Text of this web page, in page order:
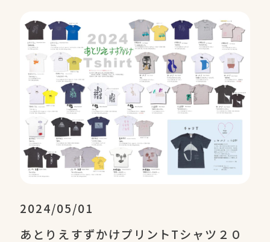
2024/05/01
あとりえすずかけプリントTシャツ２０